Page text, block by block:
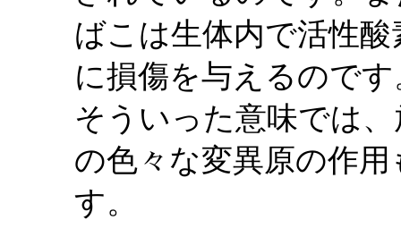
ばこは生体内で活性
に損傷を与えるのです
そういった意味では
の色々な変異原の作
す。